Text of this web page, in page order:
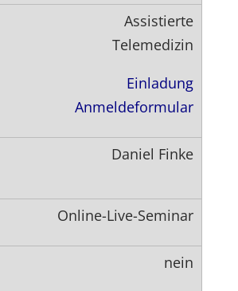
Assistierte
Telemedizin
Einladung
Anmeldeformular
Daniel Finke
Online-Live-Seminar
nein